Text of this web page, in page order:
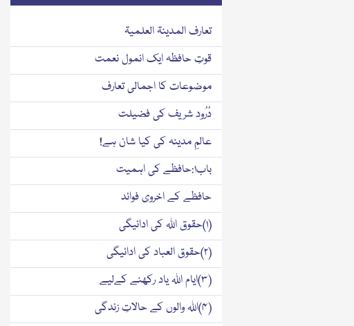
تعارف المدینۃ العلمیۃ
قوتِ حافظہ ایک انمول نعمت
موضوعات کا اجمالی تعارف
دُرُود شریف کی فضيلت
عالمِ مدینہ کی کیا شان ہے!
باب۱:حافظے کی اہمیت
حافظے کے اخروی فوائد
(۱)حقوق اللہ کی ادائیگی
(۲)حقوق العباد کی ادائیگی
(۳)ایام اللہ یاد رکھنے کےلیے
(۴)اللہ والوں کے حالاتِ زندگی